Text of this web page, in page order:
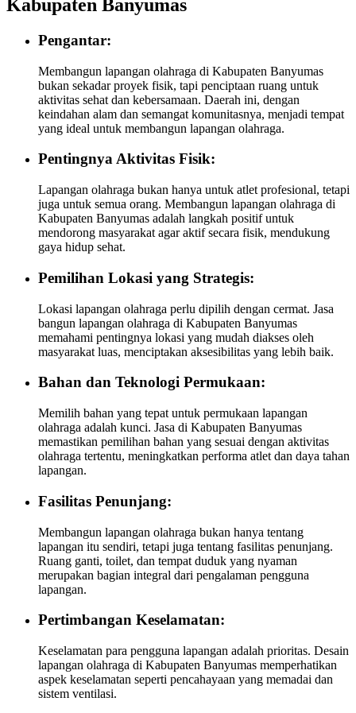
Kabupaten Banyumas
Pengantar:
Membangun lapangan olahraga di Kabupaten Banyumas
bukan sekadar proyek fisik, tapi penciptaan ruang untuk
aktivitas sehat dan kebersamaan. Daerah ini, dengan
keindahan alam dan semangat komunitasnya, menjadi tempat
yang ideal untuk membangun lapangan olahraga.
Pentingnya Aktivitas Fisik:
Lapangan olahraga bukan hanya untuk atlet profesional, tetapi
juga untuk semua orang. Membangun lapangan olahraga di
Kabupaten Banyumas adalah langkah positif untuk
mendorong masyarakat agar aktif secara fisik, mendukung
gaya hidup sehat.
Pemilihan Lokasi yang Strategis:
Lokasi lapangan olahraga perlu dipilih dengan cermat. Jasa
bangun lapangan olahraga di Kabupaten Banyumas
memahami pentingnya lokasi yang mudah diakses oleh
masyarakat luas, menciptakan aksesibilitas yang lebih baik.
Bahan dan Teknologi Permukaan:
Memilih bahan yang tepat untuk permukaan lapangan
olahraga adalah kunci. Jasa di Kabupaten Banyumas
memastikan pemilihan bahan yang sesuai dengan aktivitas
olahraga tertentu, meningkatkan performa atlet dan daya tahan
lapangan.
Fasilitas Penunjang:
Membangun lapangan olahraga bukan hanya tentang
lapangan itu sendiri, tetapi juga tentang fasilitas penunjang.
Ruang ganti, toilet, dan tempat duduk yang nyaman
merupakan bagian integral dari pengalaman pengguna
lapangan.
Pertimbangan Keselamatan:
Keselamatan para pengguna lapangan adalah prioritas. Desain
lapangan olahraga di Kabupaten Banyumas memperhatikan
aspek keselamatan seperti pencahayaan yang memadai dan
sistem ventilasi.